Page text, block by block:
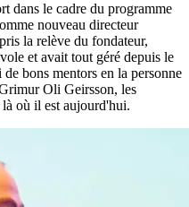
dans le cadre du programme
nouveau directeur
la relève du fondateur,
et avait tout géré depuis le
bons mentors en la personne
Oli Geirsson, les
où il est aujourd'hui.